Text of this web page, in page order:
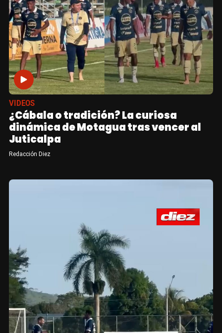
VIDEOS
¿Cábala o tradición? La curiosa
dinámica de Motagua tras vencer al
Juticalpa
Redacción Diez